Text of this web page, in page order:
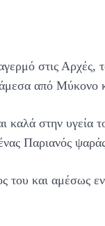
στις Αρχές,
από Μύκονο
καλά στην υγεία
Παριανός
του και αμέσως